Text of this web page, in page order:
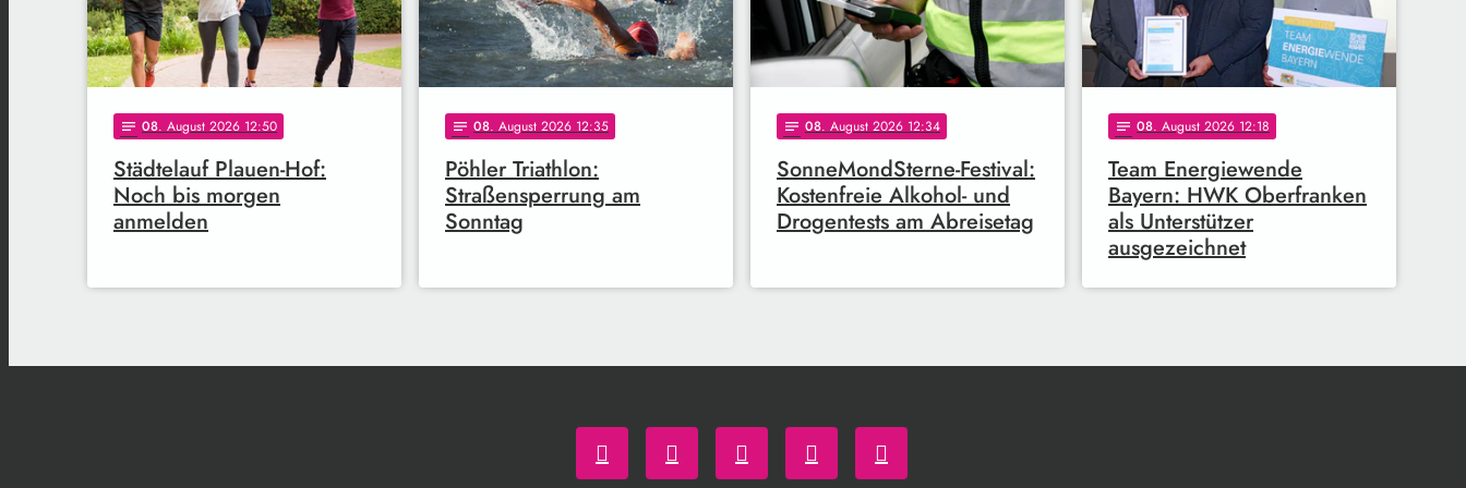
notes 08. August 2026 12:50
Städtelauf Plauen-Hof:
Noch bis morgen
anmelden
notes 08. August 2026 12:35
Pöhler Triathlon:
Straßensperrung am
Sonntag
notes 08. August 2026 12:34
SonneMondSterne-Festival:
Kostenfreie Alkohol- und
Drogentests am Abreisetag
notes 08. August 2026 12:18
Team Energiewende
Bayern: HWK Oberfranken
als Unterstützer
ausgezeichnet